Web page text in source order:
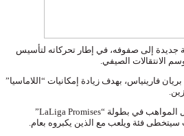
جديدة إلى صفوفه، في إطار تحركاته لتأسيس
الانتقالات الصيفي.
فارينياس، بهدف زيادة إمكانيات “اللاماسيا”
لاعب الوسط كان واحدًا من أفصل المواهب في بطولة “LaLiga Promises”